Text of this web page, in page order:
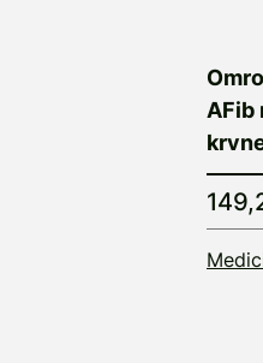
AFib